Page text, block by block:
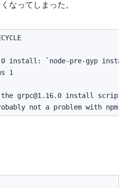
なってしまった。
install: `node-pre-gyp
1
grpc@1.16.0 install script.